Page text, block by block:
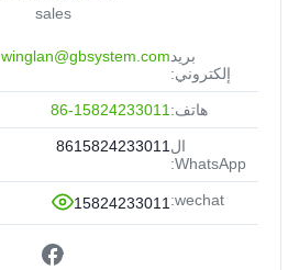
sales
بريد
إلكتروني:
winglan@gbsystem.com
هاتف: 86-15824233011
ال
WhatsApp:
8615824233011
wechat:
15824233011